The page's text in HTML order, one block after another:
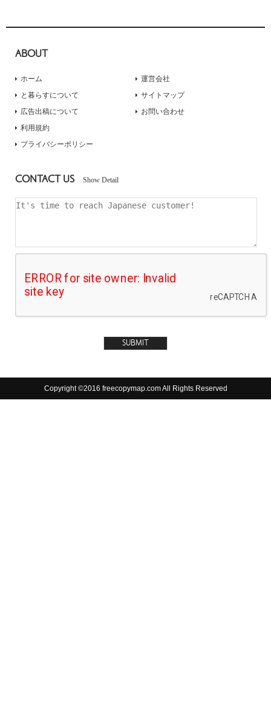
ABOUT
ホーム
と暮らすについて
広告出稿について
運営会社
サイトマップ
お問い合わせ
利用規約
プライバシーポリシー
CONTACT US Show Detail
Copyright ©2016 freecopymap.com All Rights Reserved